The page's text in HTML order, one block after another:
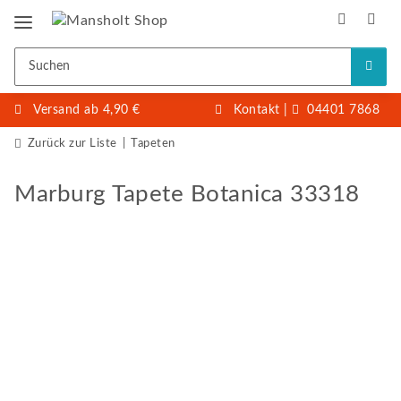
Versand ab 4,90 € Kontakt 04401 7868
Zurück zur Liste Tapeten
Marburg Tapete Botanica 33318